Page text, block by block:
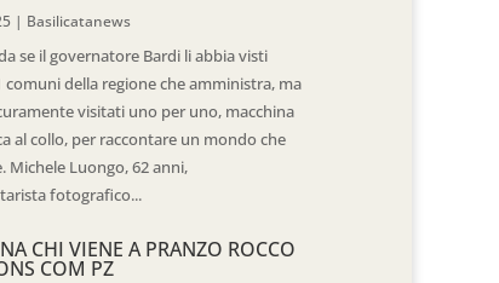
| Basilicatanews
se il governatore Bardi li abbia visti
comuni della regione che amministra, ma
visitati uno per uno, macchina
al collo, per raccontare un mondo che
Michele Luongo, 62 anni,
fotografico...
CHI VIENE A PRANZO ROCCO
COM PZ